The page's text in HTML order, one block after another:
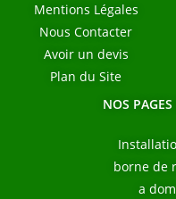
Mentions Légales
Nous Contacter
Avoir un devis
Plan du Site
NOS PAGES
borne de
a